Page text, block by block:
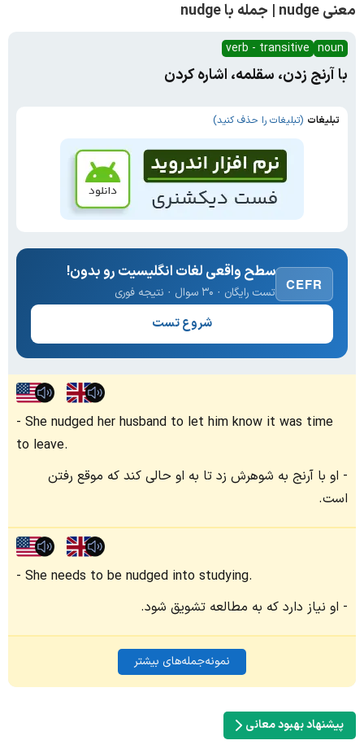
معنی nudge | جمله با nudge
noun
verb - transitive
با آرنج زدن، سقلمه، اشاره کردن
تبلیغات (تبلیغات را حذف کنید)
CEFR
سطح واقعی لغات انگلیسیت رو بدون!
تست رایگان · ۳۰ سوال · نتیجه فوری
شروع تست
She nudged her husband to let him know it was time
to leave.
او با آرنج به شوهرش زد تا به او حالی کند که موقع رفتن
است.
She needs to be nudged into studying.
او نیاز دارد که به مطالعه تشویق شود.
نمونه‌جمله‌های بیشتر
پیشنهاد بهبود معانی